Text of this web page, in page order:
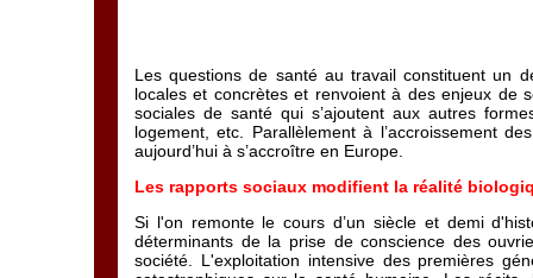
Les questions de santé au travail constituent un
locales et concrètes et renvoient à des enjeux de
sociales de santé qui s’ajoutent aux autres
logement, etc. Parallèlement à l’accroissement
aujourd’hui à s’accroître en Europe.
Les rapports sociaux modifient la réalité
Si l'on remonte le cours d’un siècle et demi
déterminants de la prise de conscience des
société. L'exploitation intensive des premières